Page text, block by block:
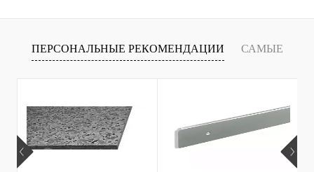
ПЕРСОНАЛЬНЫЕ РЕКОМЕНДАЦИИ САМЫЕ
ПРОДАВАЕМЫЕ ТОВАРЫ